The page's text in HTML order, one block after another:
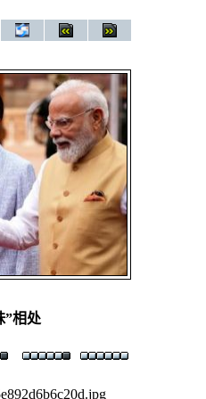
”相处